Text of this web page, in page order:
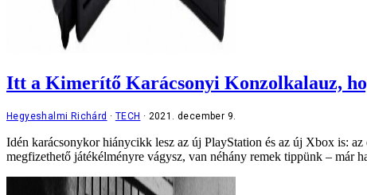
Itt a Kimerítő Karácsonyi Konzolkalauz,
Hegyeshalmi Richárd TECH 2021. december 9.
Idén karácsonykor hiánycikk lesz az új PlayStation és az új Xbox is:
megfizethető játékélményre vágysz, van néhány remek tippünk – már